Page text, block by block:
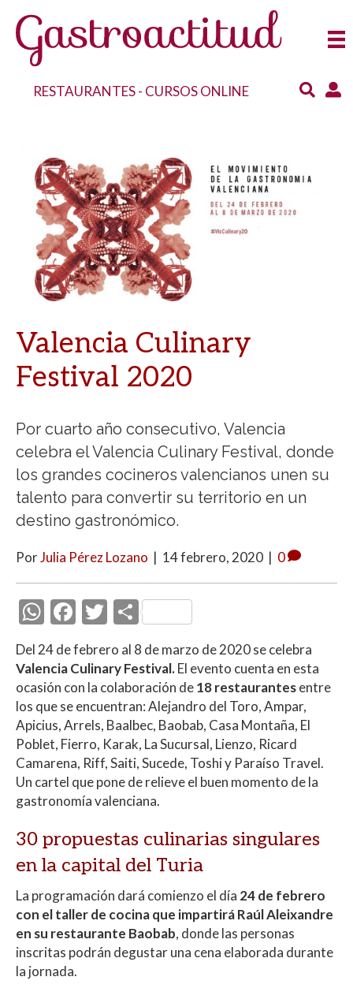
RESTAURANTES- CURSOS ONLINE
Valencia Culinary
Festival 2020
Por cuarto año consecutivo, Valencia
celebra el Valencia Culinary Festival, donde
los grandes cocineros valencianos unen su
talento para convertir su territorio en un
destino gastronómico.
PorJulia Pérez Lozano | 14 febrero, 2020 | 0
W
h
at
s
A
p
p
F
ac
e
b
o
o
k
T
itt
er
C
o
m
p
ar
ti
r
Del 24 de febrero al 8 de marzo de 2020 se celebra
Valencia Culinary Festival.El evento cuenta en esta
ocasión con la colaboración de18 restaurantesentre
los que se encuentran: Alejandro del Toro, Ampar,
Apicius, Arrels, Baalbec, Baobab, Casa Montaña, El
Poblet, Fierro, Karak, La Sucursal, Lienzo, Ricard
Camarena, Riff, Saiti, Sucede, Toshi y Paraíso Travel.
Un cartel que pone de relieve el buen momento de la
gastronomía valenciana.
30 propuestas culinarias singulares
en la capital del Turia
La programación dará comienzo el día 24 de febrero
con el taller de cocina que impartirá Raúl Aleixandre
en su restaurante Baobab, donde las personas
inscritas podrán degustar una cena elaborada durante
la jornada.